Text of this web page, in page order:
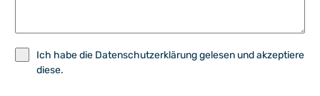
Ich habe die Datenschutzerklärunggelesen und akzeptiere
diese.